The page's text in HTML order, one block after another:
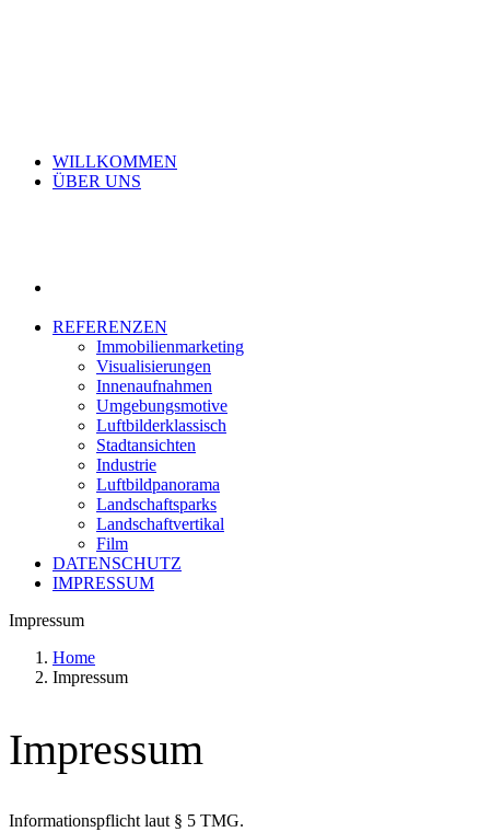
WILLKOMMEN
ÜBER UNS
REFERENZEN
Immobilienmarketing
Visualisierungen
Innenaufnahmen
Umgebungsmotive
Luftbilderklassisch
Stadtansichten
Industrie
Luftbildpanorama
Landschaftsparks
Landschaftvertikal
Film
DATENSCHUTZ
IMPRESSUM
Impressum
Home
Impressum
Impressum
Informationspflicht laut § 5 TMG.